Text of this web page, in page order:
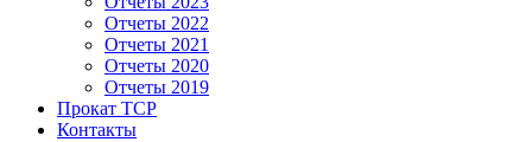
Отчеты 2022
Отчеты 2021
Отчеты 2020
Отчеты 2019
Прокат ТСР
Контакты